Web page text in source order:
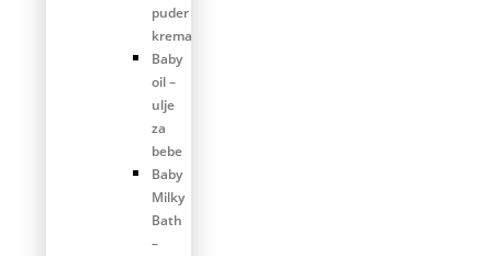
puder
krema
Baby
oil –
ulje
za
bebe
Baby
Milky
Bath
–